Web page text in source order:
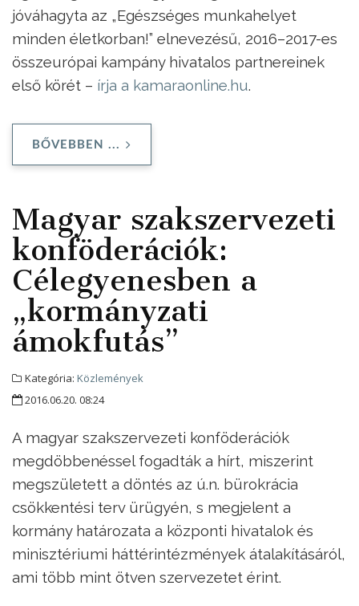
jóváhagyta az „Egészséges munkahelyet
minden életkorban!” elnevezésű, 2016–2017-es
összeurópai kampány hivatalos partnereinek
első körét – írja a kamaraonline.hu.
BŐVEBBEN ...
Magyar szakszervezeti
konföderációk:
Célegyenesben a
„kormányzati
ámokfutás”
Kategória: Közlemények
2016.06.20. 08:24
A magyar szakszervezeti konföderációk
megdöbbenéssel fogadták a hírt, miszerint
megszületett a döntés az ú.n. bürokrácia
csökkentési terv ürügyén, s megjelent a
kormány határozata a központi hivatalok és
minisztériumi háttérintézmények átalakításáról,
ami több mint ötven szervezetet érint.